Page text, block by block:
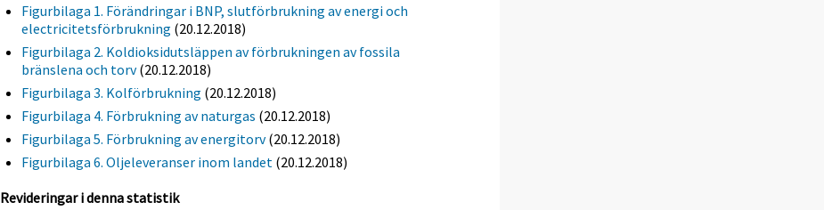
Figurbilaga 1. Förändringar i BNP, slutförbrukning av energi och
electricitetsförbrukning (20.12.2018)
Figurbilaga 2. Koldioksidutsläppen av förbrukningen av fossila
bränslena och torv(20.12.2018)
Figurbilaga 3. Kolförbrukning (20.12.2018)
Figurbilaga 4. Förbrukning av naturgas (20.12.2018)
Figurbilaga 5. Förbrukning av energitorv(20.12.2018)
Figurbilaga 6. Oljeleveranser inom landet (20.12.2018)
Revideringar i denna statistik